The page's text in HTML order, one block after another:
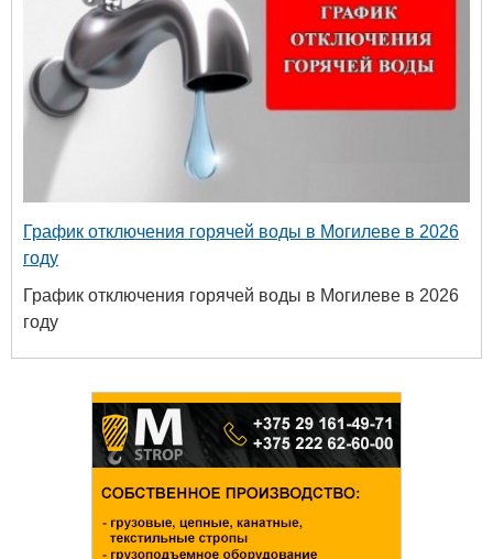
График отключения горячей воды в Могилеве в 2026
году
График отключения горячей воды в Могилеве в 2026
году